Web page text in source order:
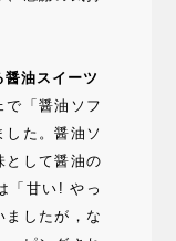
油スイーツ
で「醤油ソフ
した。醤油ソ
として醤油の
「甘い! やっ
ましたが，な